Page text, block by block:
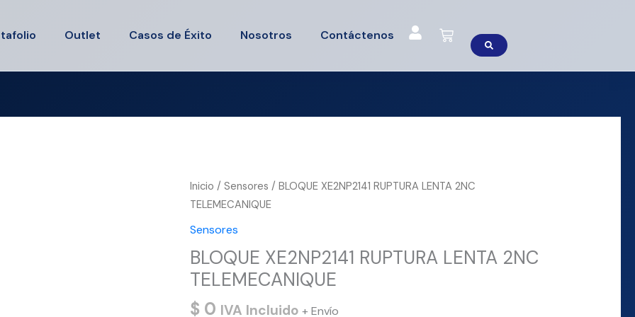
Outlet Casos de Éxito Nosotros Contáctenos Cart
Inicio / Sensores / BLOQUE XE2NP2141 RUPTURA LENTA 2NC
TELEMECANIQUE
Sensores
BLOQUE XE2NP2141 RUPTURA LENTA 2NC
TELEMECANIQUE
$ 0 IVA Incluido + Envío